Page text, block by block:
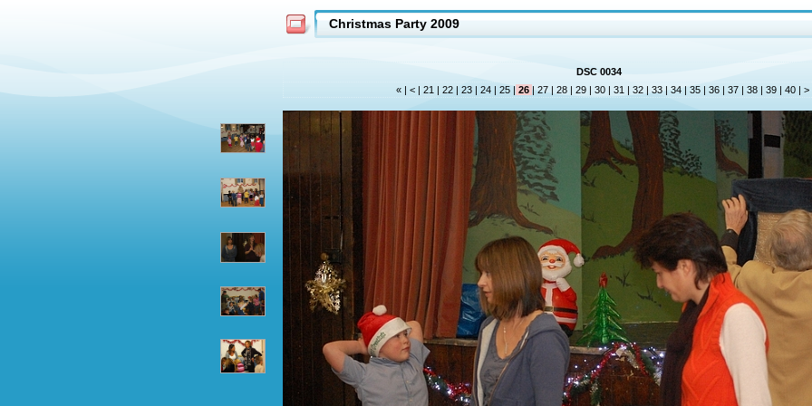
Christmas Party 2009
DSC 0034
« | < | 21 | 22 | 23 | 24 | 25 |26 |27 | 28 | 29 | 30 | 31 | 32 | 33 | 34 | 35 | 36 | 37 | 38 | 39 | 40 | >